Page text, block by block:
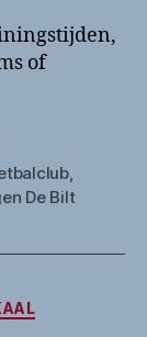
of
,
De Bilt